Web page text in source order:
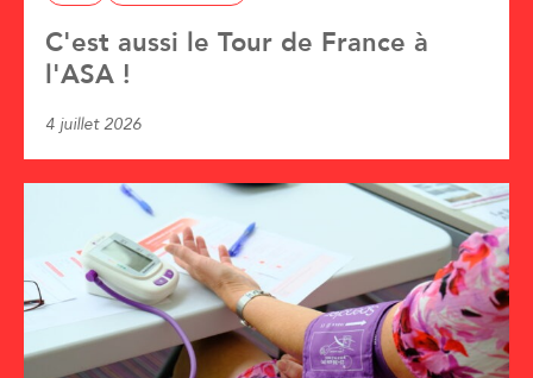
C'est aussi le Tour de France à
l'ASA !
4 juillet 2026